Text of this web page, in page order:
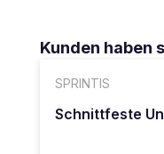
Produktgalerie
Kunden haben
SPRINTIS
Schnittfeste